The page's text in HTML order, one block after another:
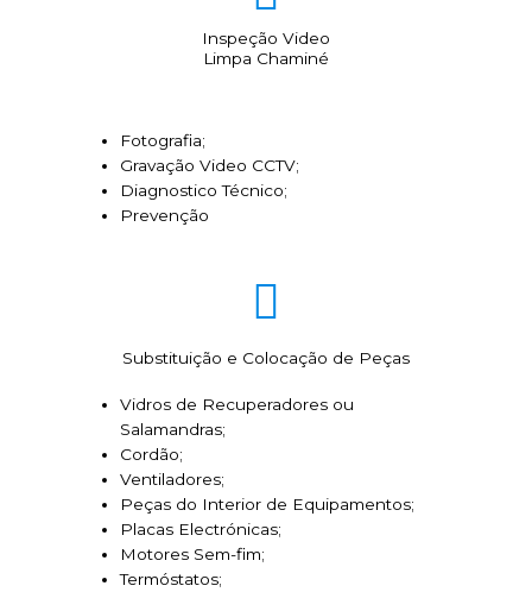
Inspeção Video
Limpa Chaminé
Fotografia;
Gravação Video CCTV;
Diagnostico Técnico;
Prevenção
Substituição e Colocação de Peças
Vidros de Recuperadores ou
Salamandras;
Cordão;
Ventiladores;
Peças do Interior de Equipamentos;
Placas Electrónicas;
Motores Sem-fim;
Termóstatos;